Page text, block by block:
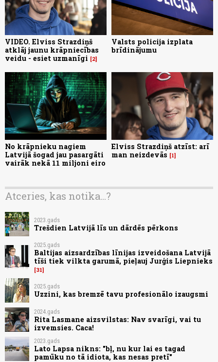
VIDEO. Elviss Strazdiņš
atklāj jaunu krāpniecības
veidu - esiet uzmanīgi
2
Valsts policija izplata
brīdinājumu
No krāpnieku nagiem
Latvijā šogad jau pasargāti
vairāk nekā 11 miljoni eiro
Elviss Strazdiņš atzīst: arī
man neizdevās
1
Atceries, kas notika...?
2023.gads
Trešdien Latvijā līs un dārdēs pērkons
2025.gads
Baltijas aizsardzības līnijas izveidošana Latvijā
tīši tiek vilkta garumā, pieļauj Jurģis Liepnieks
31
2025.gads
Uzzini, kas bremzē tavu profesionālo izaugsmi
2024.gads
Rita Lasmane aizsvilstas: Nav svarīgi, vai tu
izvemsies. Caca!
2023.gads
Lato Lapsa nikns: "bļ, nu kur lai es tagad
pamūku no tā idiota, kas nesas pretī"